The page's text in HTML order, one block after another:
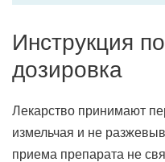
Инструкция
дозировка
Лекарство принимают
измельчая и не
приема препарата не